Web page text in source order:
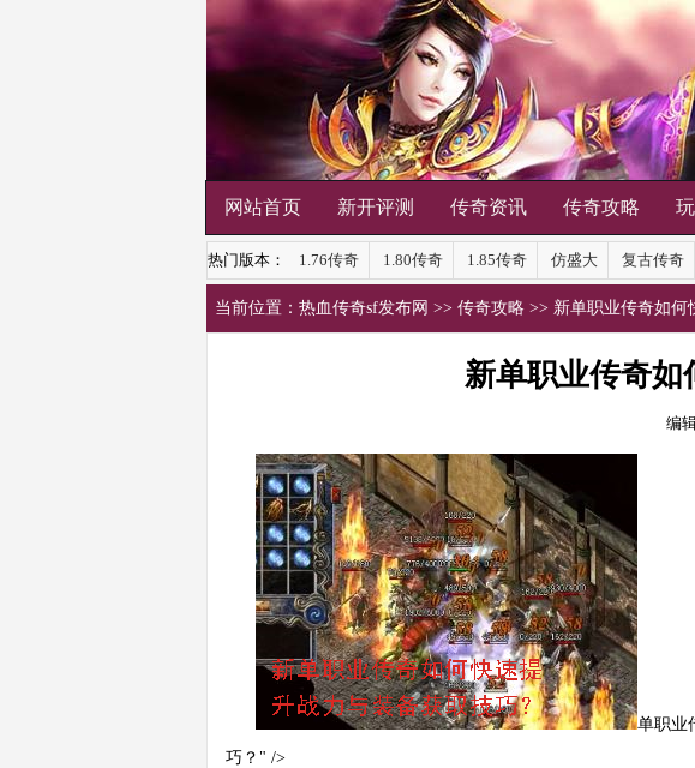
网站首页 新开评测 传奇资讯 传奇攻略
热门版本： 1.76传奇 1.80传奇 1.85传奇 仿盛大 复古传奇
当前位置： 热血传奇sf发布网 >> 传奇攻略 >> 新单职业传奇如何
新单职业传奇如
编
单职业
巧？" />